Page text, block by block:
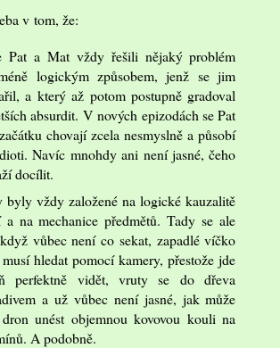
v tom, že:
Pat a Mat vždy řešili nějaký problém
logickým způsobem, jenž se jim
a který až potom postupně gradoval
absurdit. V nových epizodách se Pat
chovají zcela nesmyslně a působí
Navíc mnohdy ani není jasné, čeho
docílit.
byly vždy založené na logické kauzalitě
na mechanice předmětů. Tady se ale
vůbec není co sekat, zapadlé víčko
hledat pomocí kamery, přestože jde
perfektně vidět, vruty se do dřeva
a už vůbec není jasné, jak může
unést objemnou kovovou kouli na
A podobně.